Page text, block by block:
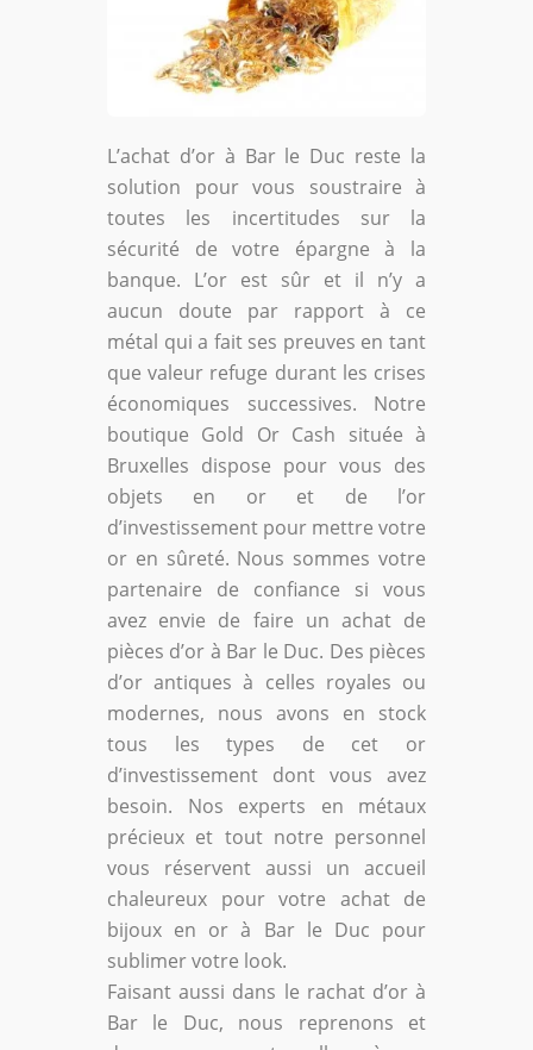
L’achat d’or à Bar le Duc reste la
solution pour vous soustraire à
toutes les incertitudes sur la
sécurité de votre épargne à la
banque. L’or est sûr et il n’y a
aucun doute par rapport à ce
métal qui a fait ses preuves en tant
que valeur refuge durant les crises
économiques successives. Notre
boutique Gold Or Cash située à
Bruxelles dispose pour vous des
objets en or et de l’or
d’investissement pour mettre votre
or en sûreté. Nous sommes votre
partenaire de confiance si vous
avez envie de faire un achat de
pièces d’or à Bar le Duc. Des pièces
d’or antiques à celles royales ou
modernes, nous avons en stock
tous les types de cet or
d’investissement dont vous avez
besoin. Nos experts en métaux
précieux et tout notre personnel
vous réservent aussi un accueil
chaleureux pour votre achat de
bijoux en or à Bar le Duc pour
sublimer votre look.
Faisant aussi dans le rachat d’or à
Bar le Duc, nous reprenons et